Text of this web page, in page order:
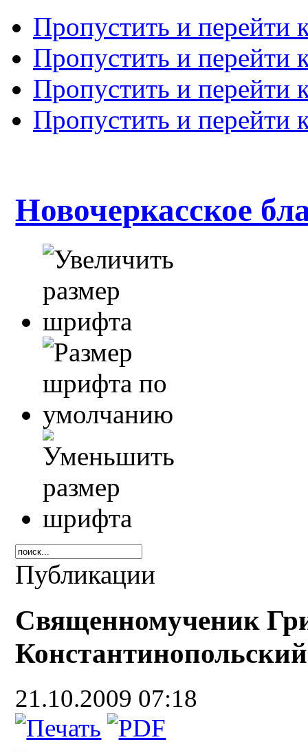
Пропустить и перейти
Пропустить и перейти
Пропустить и перейти
Пропустить и перейти
Новочеркасское
Публикации
Священномученик
Константинопольский
21.10.2009 07:18